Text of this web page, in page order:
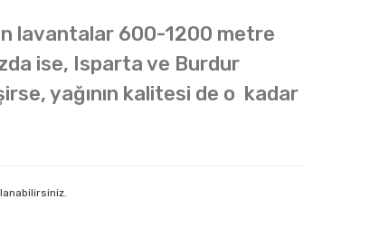
lavantalar 600-1200 metre
ise, Isparta ve Burdur
yağının kalitesi de o kadar